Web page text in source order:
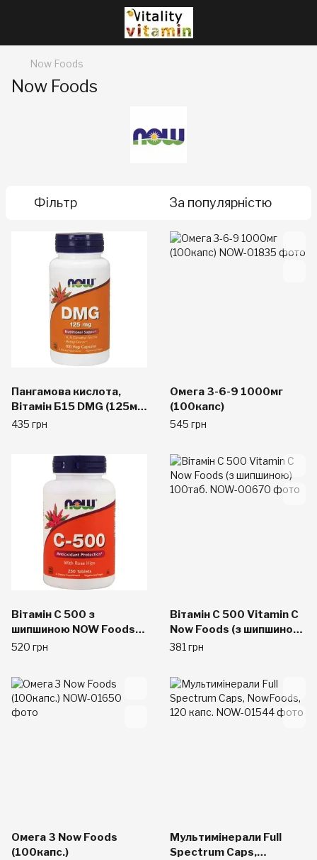
Now Foods
Now Foods
Фільтр За популярністю
Пангамова кислота,
Вітамін Б15 DMG (125мг)
100капс.
435 грн
Омега 3-6-9 1000мг
(100капс)
545 грн
Вітамін С 500 з
шипшиною NOW Foods
250таб.
520 грн
Вітамін С 500 Vitamin C
Now Foods (з шипшиною)
100таб.
381 грн
Омега 3 Now Foods
(100капс.)
Мультимінерали Full
Spectrum Caps,